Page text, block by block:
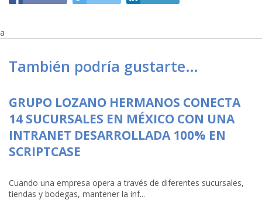
a
También podría gustarte…
GRUPO LOZANO HERMANOS CONECTA
14 SUCURSALES EN MÉXICO CON UNA
INTRANET DESARROLLADA 100% EN
SCRIPTCASE
Cuando una empresa opera a través de diferentes sucursales,
tiendas y bodegas, mantener la inf...